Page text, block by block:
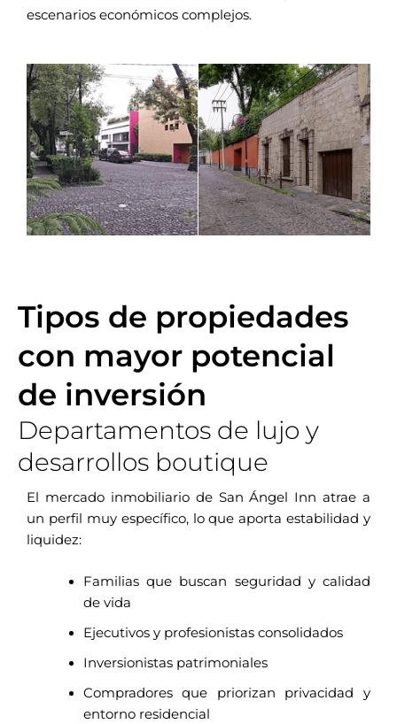
escenarios económicos complejos.
Tipos de propiedades
con mayor potencial
de inversión
Departamentos de lujo y
desarrollos boutique
El mercado inmobiliario de San Ángel Inn atrae a
un perfil muy específico, lo que aporta estabilidad y
liquidez:
Familias que buscan seguridad y calidad
de vida
Ejecutivos y profesionistas consolidados
Inversionistas patrimoniales
Compradores que priorizan privacidad y
entorno residencial